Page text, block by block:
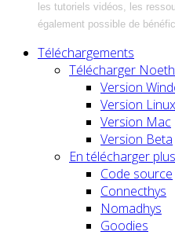
les tutoriels vidéos, les
également possible de
Téléchargements
Télécharger
Version
Version Linux
Version Mac
Version Beta
En télécharger plus
Code source
Connecthys
Nomadhys
Goodies